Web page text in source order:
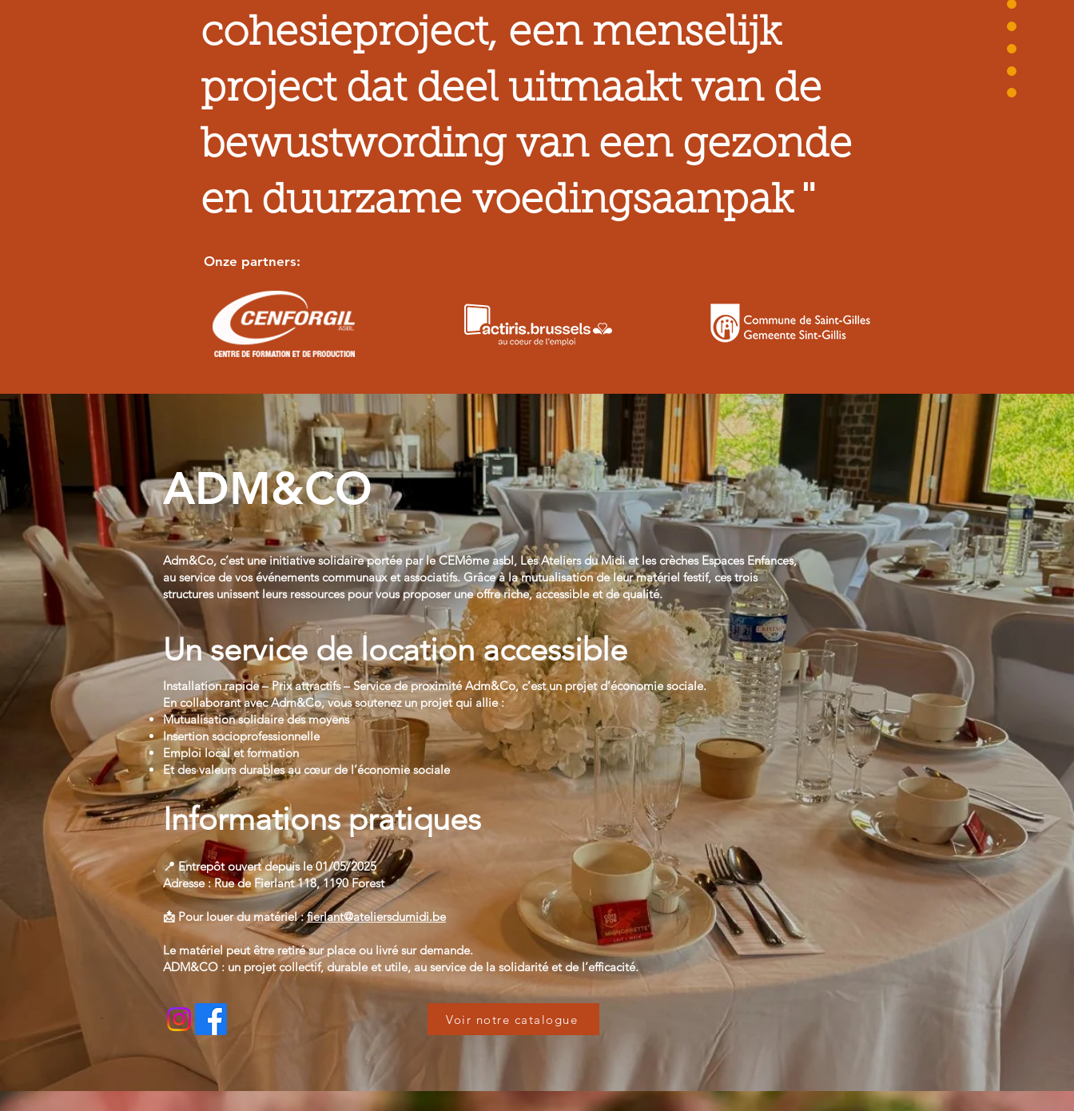
cohesieproject, een menselijk
project dat deel uitmaakt van de
bewustwording van een gezonde
en duurzame voedingsaanpak "
Onze partners:
ADM&CO
Adm&Co, c’est une initiative solidaire portée par le CEMôme asbl, Les Ateliers du Midi et les crèches Espaces Enfances,
au service de vos événements communaux et associatifs. Grâce à la mutualisation de leur matériel festif, ces trois
structures unissent leurs ressources pour vous proposer une offre riche, accessible et de qualité.
Un service de location accessible
Installation rapide – Prix attractifs – Service de proximité Adm&Co, c’est un projet d’économie sociale.
En collaborant avec Adm&Co, vous soutenez un projet qui allie :
Mutualisation solidaire des moyens
Insertion socioprofessionnelle
Emploi local et formation
Et des valeurs durables au cœur de l’économie sociale
Informations pratiques
📍 Entrepôt ouvert depuis le 01/05/2025
Adresse : Rue de Fierlant 118, 1190 Forest
📩 Pour louer du matériel :fierlant@ateliersdumidi.be
Le matériel peut être retiré sur place ou livré sur demande.
ADM&CO : un projet collectif, durable et utile, au service de la solidarité et de l’efficacité.
Voir notre catalogue